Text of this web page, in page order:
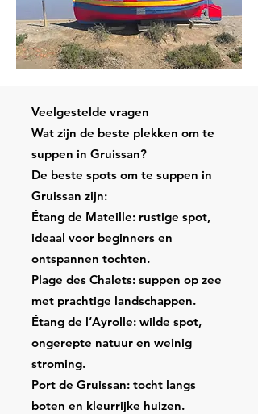
Veelgestelde vragen
Wat zijn de beste plekken om te
suppen in Gruissan?
De beste spots om te suppen in
Gruissan zijn:
Étang de Mateille: rustige spot,
ideaal voor beginners en
ontspannen tochten.
Plage des Chalets: suppen op zee
met prachtige landschappen.
Étang de l’Ayrolle: wilde spot,
ongerepte natuur en weinig
stroming.
Port de Gruissan: tocht langs
boten en kleurrijke huizen.